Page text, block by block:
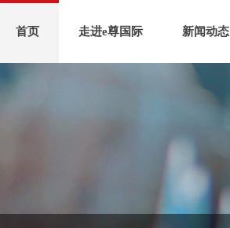
首页 走进e尊国际 新闻动态